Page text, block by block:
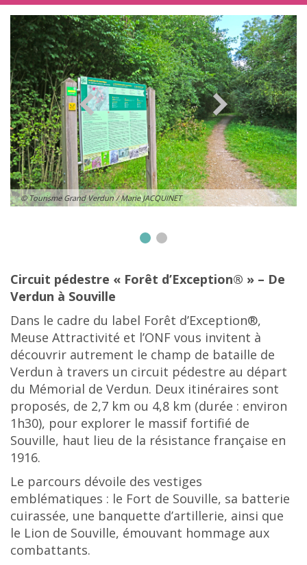
© Tourisme Grand Verdun / Marie JACQUINET
Circuit pédestre « Forêt d’Exception® » – De
Verdun à Souville
Dans le cadre du label Forêt d’Exception®,
Meuse Attractivité et l’ONF vous invitent à
découvrir autrement le champ de bataille de
Verdun à travers un circuit pédestre au départ
du Mémorial de Verdun. Deux itinéraires sont
proposés, de 2,7 km ou 4,8 km (durée : environ
1h30), pour explorer le massif fortifié de
Souville, haut lieu de la résistance française en
1916.
Le parcours dévoile des vestiges
emblématiques : le Fort de Souville, sa batterie
cuirassée, une banquette d’artillerie, ainsi que
le Lion de Souville, émouvant hommage aux
combattants.